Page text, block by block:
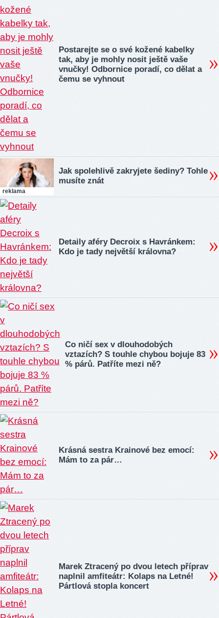
Postarejte se o své kožené kabelky
tak, aby je mohly nosit ještě vaše
vnučky! Odbornice poradí, co dělat a
čemu se vyhnout
reklama
Jak spolehlivě zakryjete šediny? Tohle
musíte znát
Detaily aféry Decroix s Havránkem:
Kdo je tady největší královna?
Co ničí sex v dlouhodobých
vztazích? S touhle chybou bojuje 83
% párů. Patříte mezi ně?
Krásná sestra Krainové bez emocí:
Mám to za pár…
Marek Ztracený po dvou letech příprav
naplnil amfiteátr: Kolaps na Letné!
Pártlová stopla koncert